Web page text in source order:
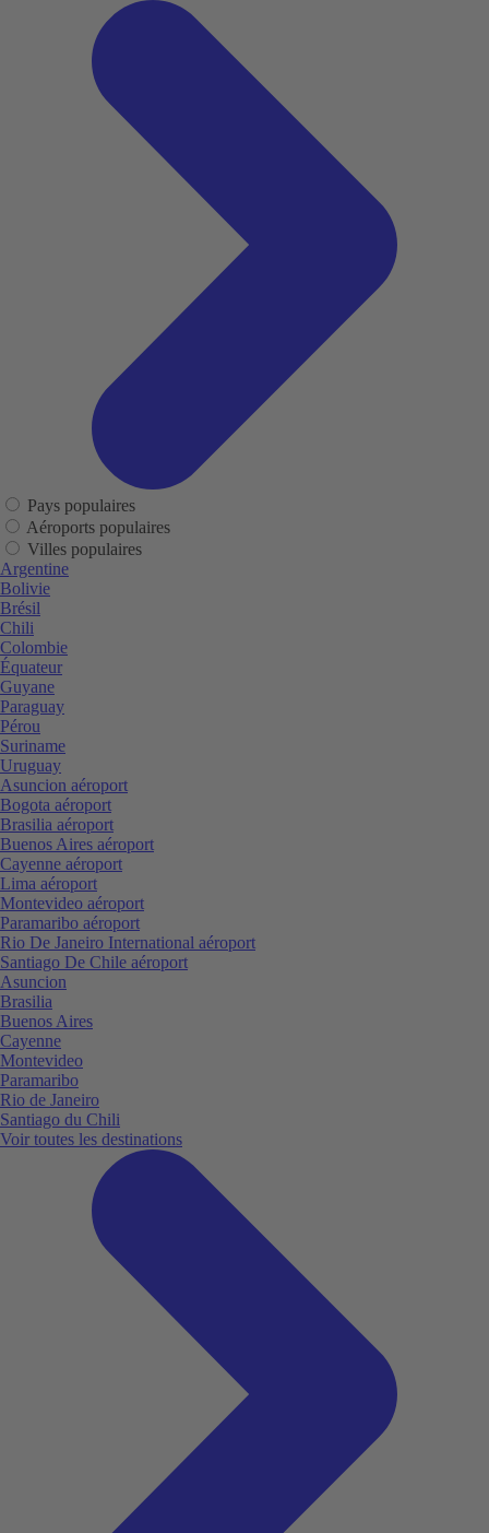
Pays populaires
Aéroports populaires
Villes populaires
Argentine
Bolivie
Brésil
Chili
Colombie
Équateur
Guyane
Paraguay
Pérou
Suriname
Uruguay
Asuncion aéroport
Bogota aéroport
Brasilia aéroport
Buenos Aires aéroport
Cayenne aéroport
Lima aéroport
Montevideo aéroport
Paramaribo aéroport
Rio De Janeiro International aéroport
Santiago De Chile aéroport
Asuncion
Brasilia
Buenos Aires
Cayenne
Montevideo
Paramaribo
Rio de Janeiro
Santiago du Chili
Voir toutes les destinations